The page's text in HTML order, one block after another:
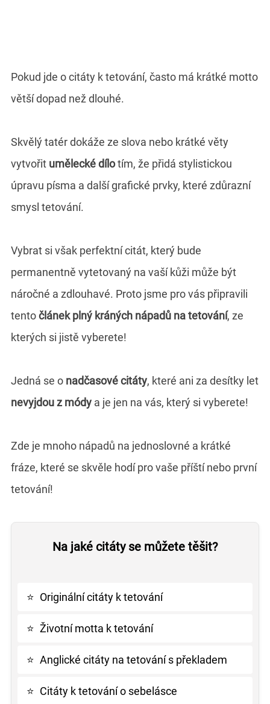
Pokud jde o citáty k tetování, často má krátké motto
větší dopad než dlouhé.
Skvělý tatér dokáže ze slova nebo krátké věty
vytvořit umělecké dílotím, že přidá stylistickou
úpravu písma a další grafické prvky, které zdůrazní
smysl tetování.
Vybrat si však perfektní citát, který bude
permanentně vytetovaný na vaší kůži může být
náročné a zdlouhavé. Proto jsme pro vás připravili
tentočlánek plný kráných nápadů na tetování, ze
kterých si jistě vyberete!
Jedná se o nadčasové citáty, které ani za desítky let
nevyjdou z módy a je jen na vás, který si vyberete!
Zde je mnoho nápadů na jednoslovné a krátké
fráze, které se skvěle hodí pro vaše příští nebo první
tetování!
Na jaké citáty se můžete těšit?
⭐ Originální citáty k tetování
⭐ Životní motta k tetování
⭐ Anglické citáty na tetování s překladem
⭐ Citáty k tetování o sebelásce